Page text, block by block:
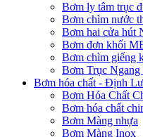
Bơm ly tâm trục
Bơm chìm nước
Bơm hai cửa hút
Bơm đơn khối
Bơm chìm giếng
Bơm Trục
Bơm hóa chất - Định
Bơm Hóa Chất
Bơm hóa chất
Bơm Màng nhựa
Bơm Màng Inox